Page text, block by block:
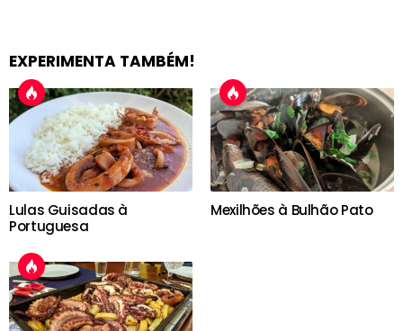
EXPERIMENTA TAMBÉM!
Lulas Guisadas à
Portuguesa
Mexilhões à Bulhão Pato